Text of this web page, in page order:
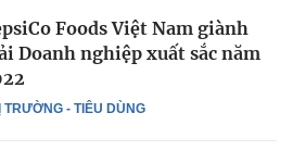
TRƯỜNG - TIÊU DÙNG
Foods Việt Nam giành
Doanh nghiệp xuất sắc năm